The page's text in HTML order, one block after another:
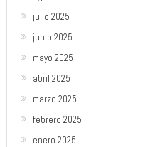
julio 2025
junio 2025
mayo 2025
abril 2025
marzo 2025
febrero 2025
enero 2025